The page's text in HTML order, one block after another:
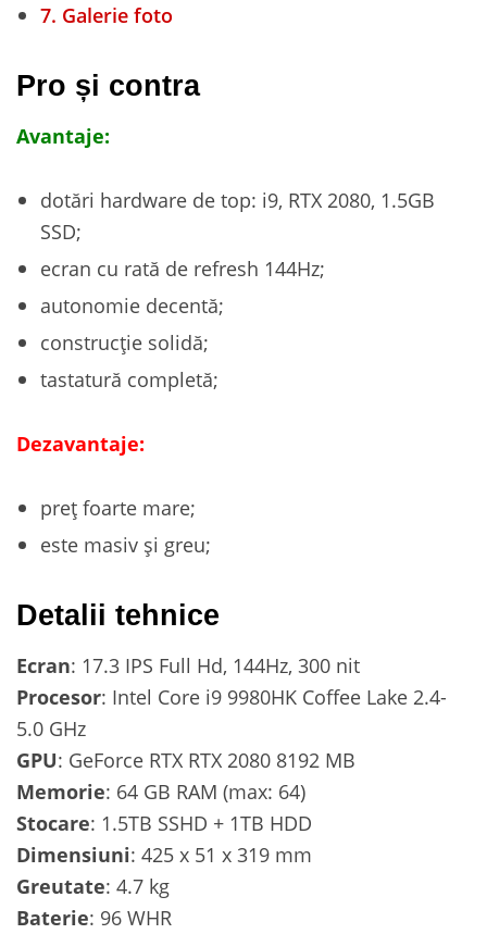
7. Galerie foto
Pro și contra
Avantaje:
dotări hardware de top: i9, RTX 2080, 1.5GB
SSD;
ecran cu rată de refresh 144Hz;
autonomie decentă;
construcție solidă;
tastatură completă;
Dezavantaje:
preț foarte mare;
este masiv și greu;
Detalii tehnice
Ecran: 17.3 IPS Full Hd, 144Hz, 300 nit
Procesor: Intel Core i9 9980HK Coffee Lake 2.4-
5.0 GHz
GPU: GeForce RTX RTX 2080 8192 MB
Memorie: 64 GB RAM (max: 64)
Stocare: 1.5TB SSHD + 1TB HDD
Dimensiuni: 425 x 51 x 319 mm
Greutate: 4.7 kg
Baterie: 96 WHR